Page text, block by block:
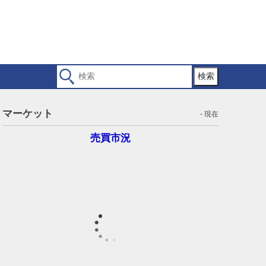
検索
マーケット - 現在
売買市況